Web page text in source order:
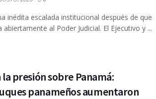
inédita escalada institucional después de que
al Poder Judicial. El Ejecutivo y ...
presión sobre Panamá:
panameños aumentaron